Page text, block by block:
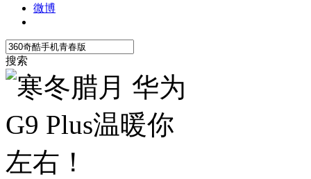
微博
搜索